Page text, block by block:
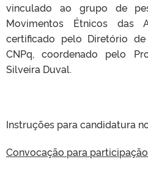
vinculado ao grupo de
Movimentos Étnicos das
certificado pelo Diretório
CNPq, coordenado pelo
Silveira Duval.
Instruções para candidatura
Convocação para